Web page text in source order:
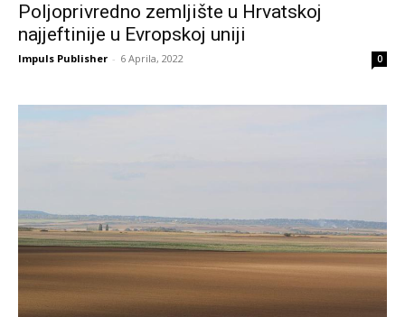
Poljoprivredno zemljište u Hrvatskoj
najjeftinije u Evropskoj uniji
Impuls Publisher - 6 Aprila, 2022 0